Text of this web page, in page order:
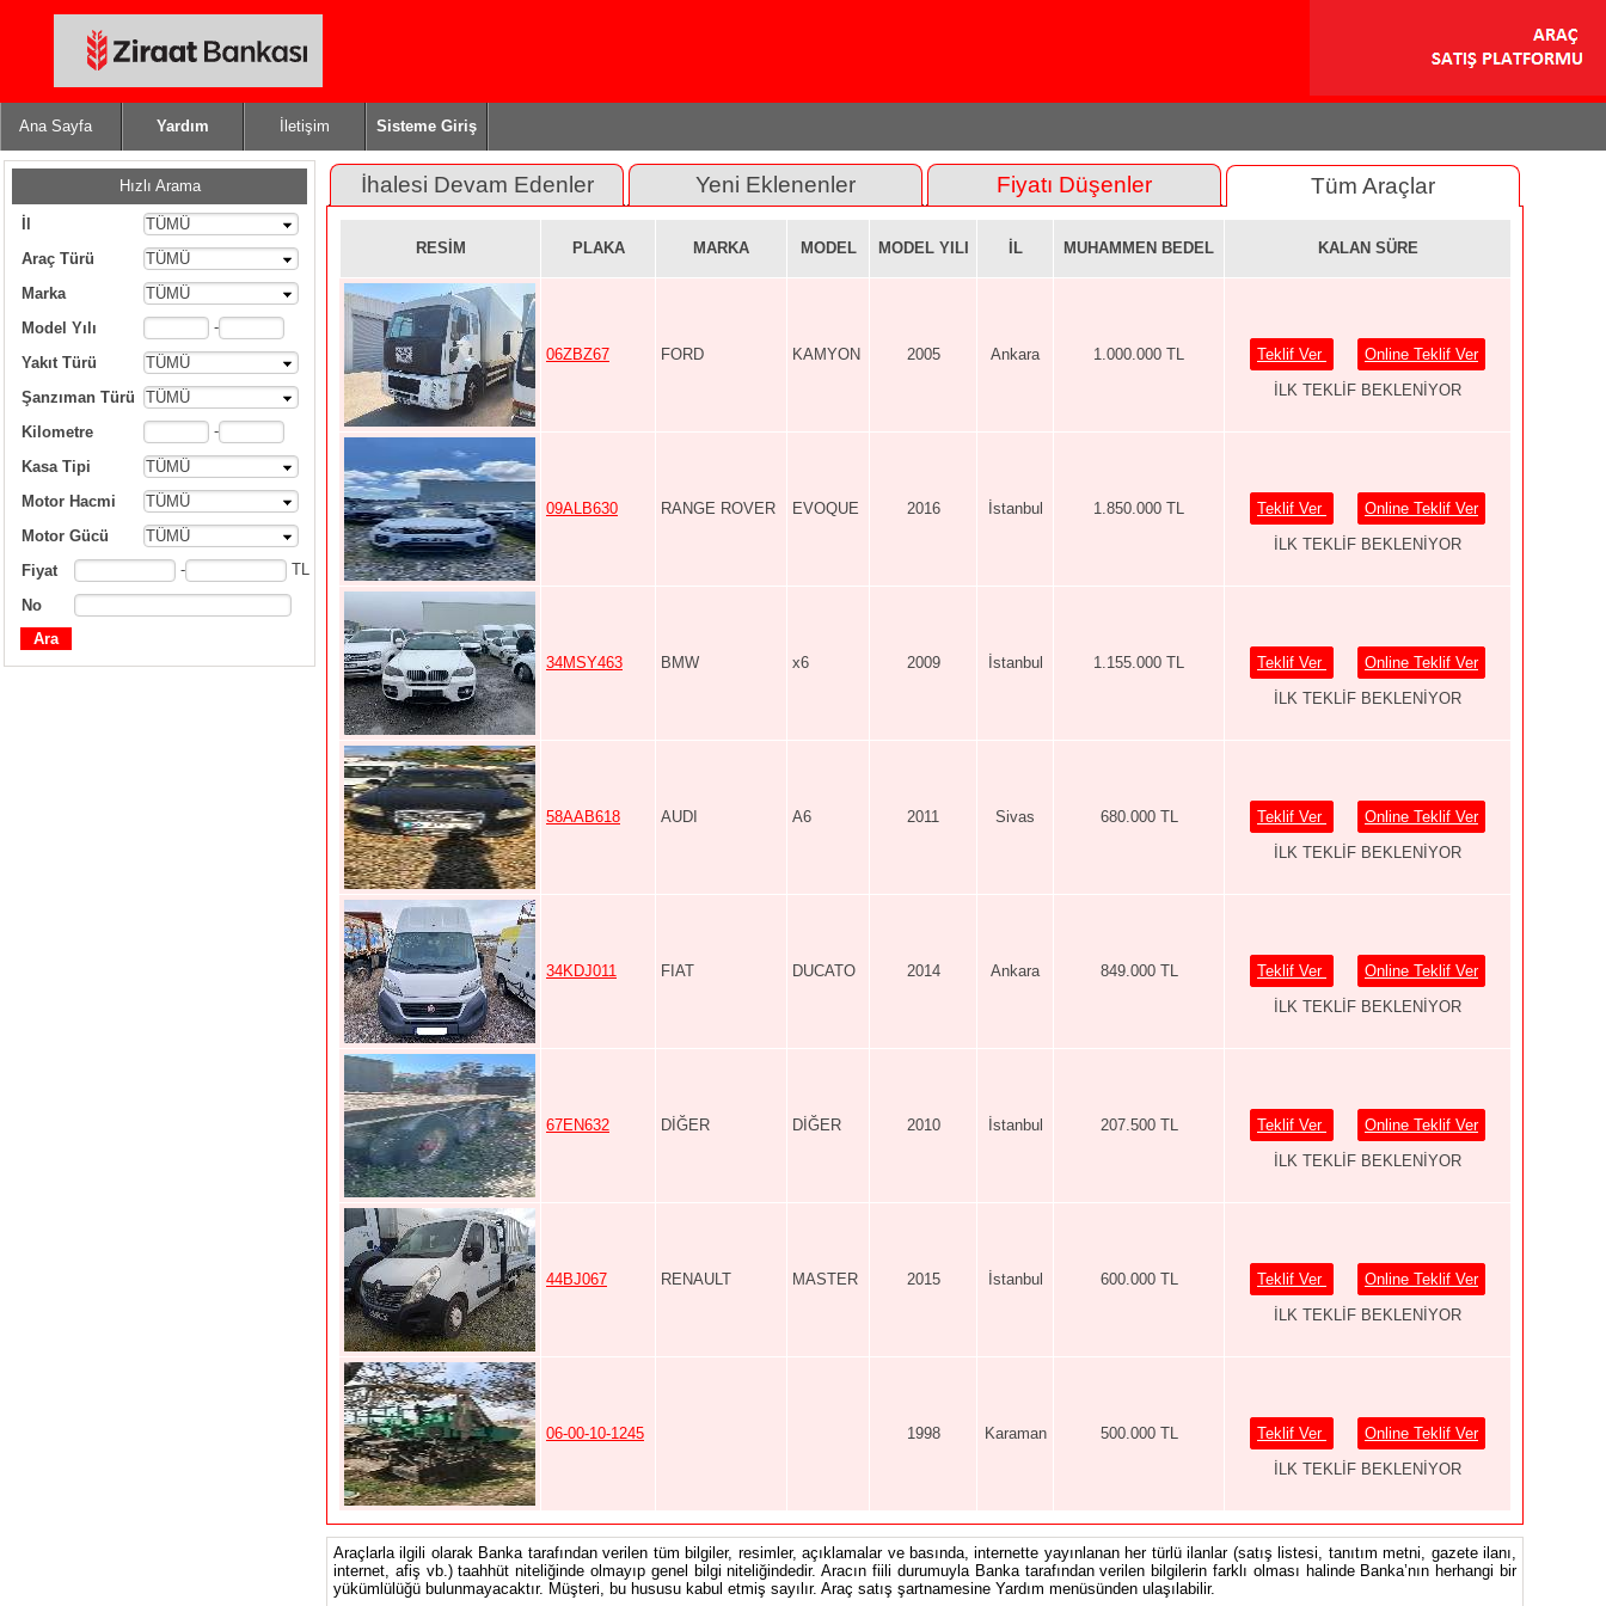
Ana Sayfa Yardım İletişim Sisteme Giriş
Hızlı Arama
TÜMÜ
Araç Türü
TÜMÜ
Marka
TÜMÜ
Model Yılı
-
Yakıt Türü
TÜMÜ
Şanzıman Türü
TÜMÜ
Kilometre
-
Kasa Tipi
TÜMÜ
Motor Hacmi
TÜMÜ
Motor Gücü
TÜMÜ
Fiyat
- TL
No
İhalesi Devam Edenler Yeni Eklenenler Fiyatı Düşenler Tüm Araçlar
RESİM PLAKA MARKA MODEL MODEL YILI İL MUHAMMEN BEDEL KALAN SÜRE
06ZBZ67 FORD KAMYON 2005 Ankara 1.000.000 TL Teklif Ver
Online Teklif Ver
İLK TEKLİF BEKLENİYOR
09ALB630 RANGE ROVER EVOQUE 2016 İstanbul 1.850.000 TL Teklif Ver
Online Teklif Ver
İLK TEKLİF BEKLENİYOR
34MSY463 BMW x6 2009 İstanbul 1.155.000 TL Teklif Ver
Online Teklif Ver
İLK TEKLİF BEKLENİYOR
58AAB618 AUDI A6 2011 Sivas 680.000 TL Teklif Ver
Online Teklif Ver
İLK TEKLİF BEKLENİYOR
34KDJ011 FIAT DUCATO 2014 Ankara 849.000 TL Teklif Ver
Online Teklif Ver
İLK TEKLİF BEKLENİYOR
67EN632 DİĞER DİĞER 2010 İstanbul 207.500 TL Teklif Ver
Online Teklif Ver
İLK TEKLİF BEKLENİYOR
44BJ067 RENAULT MASTER 2015 İstanbul 600.000 TL Teklif Ver
Online Teklif Ver
İLK TEKLİF BEKLENİYOR
06-00-10-1245 1998 Karaman 500.000 TL Teklif Ver
Online Teklif Ver
İLK TEKLİF BEKLENİYOR
Araçlarla ilgili olarak Banka tarafından verilen tüm bilgiler, resimler, açıklamalar ve basında, internette yayınlanan her türlü ilanlar (satış listesi, tanıtım metni, gazete ilanı,
internet, afiş vb.) taahhüt niteliğinde olmayıp genel bilgi niteliğindedir. Aracın fiili durumuyla Banka tarafından verilen bilgilerin farklı olması halinde Banka’nın herhangi bir
yükümlülüğü bulunmayacaktır. Müşteri, bu hususu kabul etmiş sayılır. Araç satış şartnamesine Yardım menüsünden ulaşılabilir.